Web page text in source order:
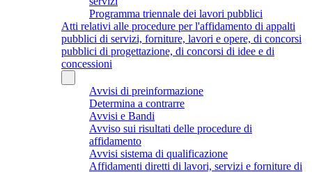
Programma triennale dei lavori pubblici
Atti relativi alle procedure per l'affidamento di appalti
pubblici di servizi, forniture, lavori e opere, di concorsi
pubblici di progettazione, di concorsi di idee e di
concessioni
Avvisi di preinformazione
Determina a contrarre
Avvisi e Bandi
Avviso sui risultati delle procedure di
affidamento
Avvisi sistema di qualificazione
Affidamenti diretti di lavori, servizi e forniture di